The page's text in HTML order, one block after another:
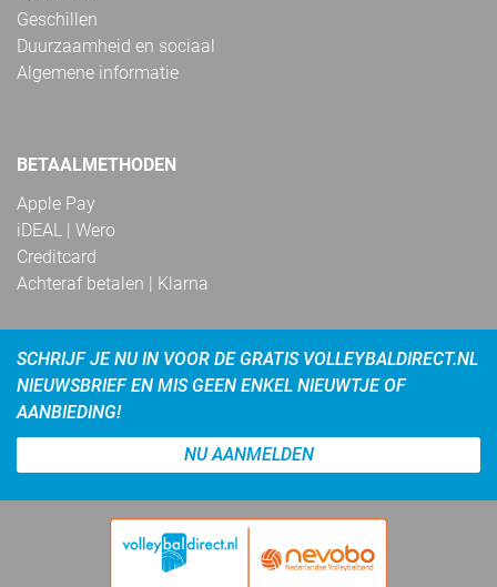
Geschillen
Duurzaamheid en sociaal
Algemene informatie
BETAALMETHODEN
Apple Pay
iDEAL | Wero
Creditcard
Achteraf betalen | Klarna
SCHRIJF JE NU IN VOOR DE GRATIS VOLLEYBALDIRECT.NL
NIEUWSBRIEF EN MIS GEEN ENKEL NIEUWTJE OF
AANBIEDING!
NU AANMELDEN